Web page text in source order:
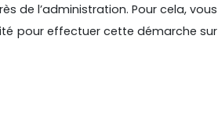
de l’administration. Pour cela, vous
pour effectuer cette démarche sur